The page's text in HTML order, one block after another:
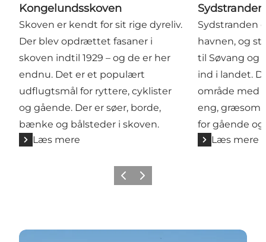
Kongelundsskoven
Skoven er kendt for sit rige dyreliv.
Der blev opdrættet fasaner i
skoven indtil 1929 – og de er her
endnu. Det er et populært
udflugtsmål for ryttere, cyklister
og gående. Der er søer, borde,
bænke og bålsteder i skoven.
Læs mere
Sydstranden
Sydstranden
havnen, og
til Søvang og
ind i landet.
område med
eng,
for gående
Læs mere
Forrige billede
Næste billede
Læs mere